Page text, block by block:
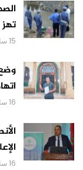
تهز
15 ساعة منذ
16 ساعة منذ
16 ساعة منذ